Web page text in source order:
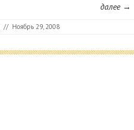
далее →
// Ноябрь 29, 2008